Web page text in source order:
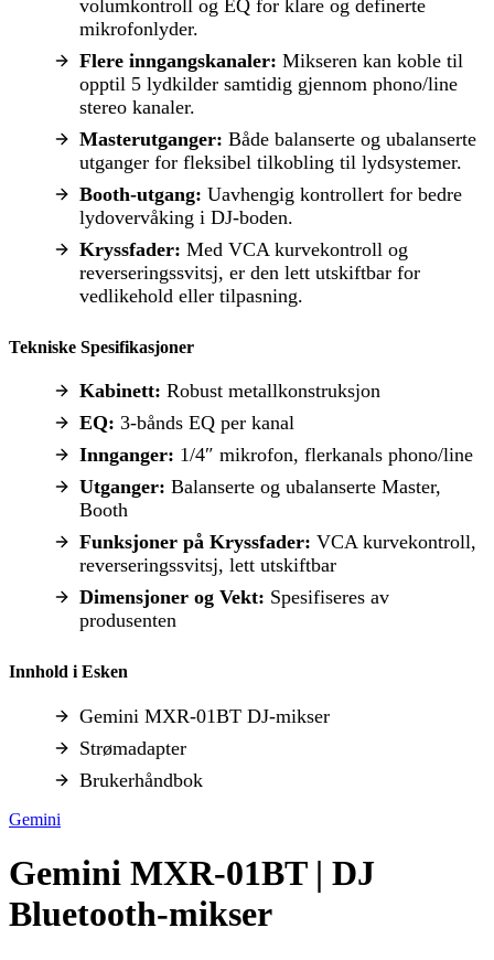
volumkontroll og EQ for klare og definerte
mikrofonlyder.
Flere inngangskanaler: Mikseren kan koble til
opptil 5 lydkilder samtidig gjennom phono/line
stereo kanaler.
Masterutganger: Både balanserte og ubalanserte
utganger for fleksibel tilkobling til lydsystemer.
Booth-utgang: Uavhengig kontrollert for bedre
lydovervåking i DJ-boden.
Kryssfader: Med VCA kurvekontroll og
reverseringssvitsj, er den lett utskiftbar for
vedlikehold eller tilpasning.
Tekniske Spesifikasjoner
Kabinett: Robust metallkonstruksjon
EQ: 3-bånds EQ per kanal
Innganger: 1/4″ mikrofon, flerkanals phono/line
Utganger: Balanserte og ubalanserte Master,
Booth
Funksjoner på Kryssfader: VCA kurvekontroll,
reverseringssvitsj, lett utskiftbar
Dimensjoner og Vekt: Spesifiseres av
produsenten
Innhold i Esken
Gemini MXR-01BT DJ-mikser
Strømadapter
Brukerhåndbok
Gemini
Gemini MXR-01BT | DJ
Bluetooth-mikser